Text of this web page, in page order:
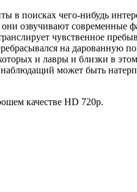
в поисках чего-нибудь
озвучивают современные
чувственное
на дарованную
и лавры и близки в
может быть
качестве HD 720p.